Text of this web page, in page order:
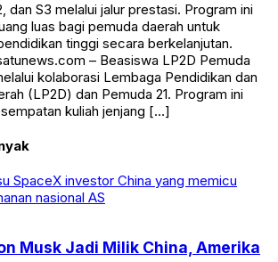
dan S3 melalui jalur prestasi. Program ini
luas bagi pemuda daerah untuk
tinggi secara berkelanjutan.
– Beasiswa LP2D Pemuda
kolaborasi Lembaga Pendidikan dan
(LP2D) dan Pemuda 21. Program ini
kuliah jenjang […]
Musk Jadi Milik China, Amerika